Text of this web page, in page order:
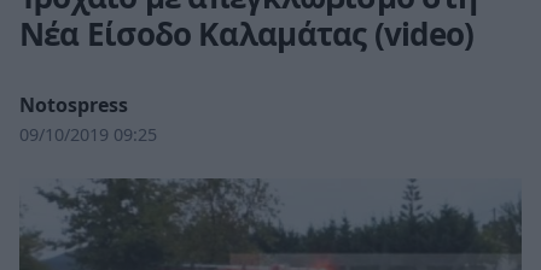
Νέα Είσοδο Καλαμάτας (video)
Notospress
09/10/2019 09:25